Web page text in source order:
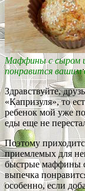
Маффины с сыром и
понравится вашим
Здравствуйте,
«Капризуля», то
ребенок мой уже
еды еще не
Поэтому
приемлемых для
быстрые маффины
выпечка
особенно, если